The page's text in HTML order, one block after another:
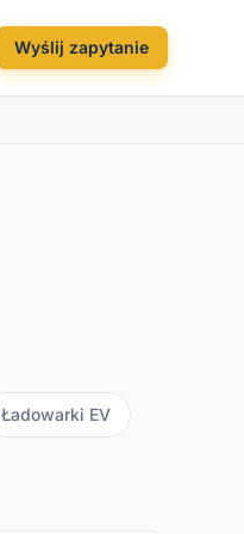
Wyślij zapytanie
Ładowarki EV